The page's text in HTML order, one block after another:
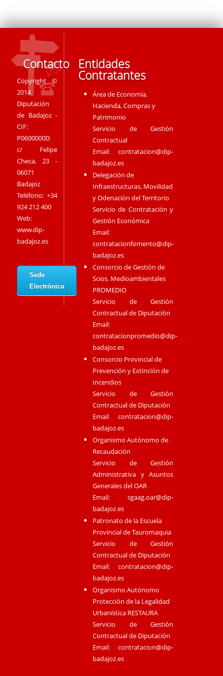
Contacto
Copyright ©
2014
Diputación
de Badajoz -
CIF:
P0600000D
c/ Felipe
Checa, 23 -
06071
Badajoz
Teléfono: +34
924 212 400
Web:
www.dip-
badajoz.es
Sede
Electrónica
Entidades
Contratantes
Área de Economía,
Hacienda, Compras y
Patrimonio
Servicio de Gestión
Contractual
Email:contratacion@dip-
badajoz.es
Delegación de
Infraestructuras, Movilidad
y Odenación del Territorio
Servicio de Contratación y
Gestión Económica
Email:
contratacionfomento@dip-
badajoz.es
Consorcio de Gestión de
Scios. Medioambientales
PROMEDIO
Servicio de Gestión
Contractual de Diputación
Email:
contratacionpromedio@dip-
badajoz.es
Consorcio Provincial de
Prevención y Extinción de
Incendios
Servicio de Gestión
Contractual de Diputación
Email:contratacion@dip-
badajoz.es
Organismo Autónomo de
Recaudación
Servicio de Gestión
Administrativa y Asuntos
Generales del OAR
Email:sgaag.oar@dip-
badajoz.es
Patronato de la Escuela
Provincial de Tauromaquia
Servicio de Gestión
Contractual de Diputación
Email:contratacion@dip-
badajoz.es
Organismo Autónomo
Protección de la Legalidad
Urbanística RESTAURA
Servicio de Gestión
Contractual de Diputación
Email:contratacion@dip-
badajoz.es